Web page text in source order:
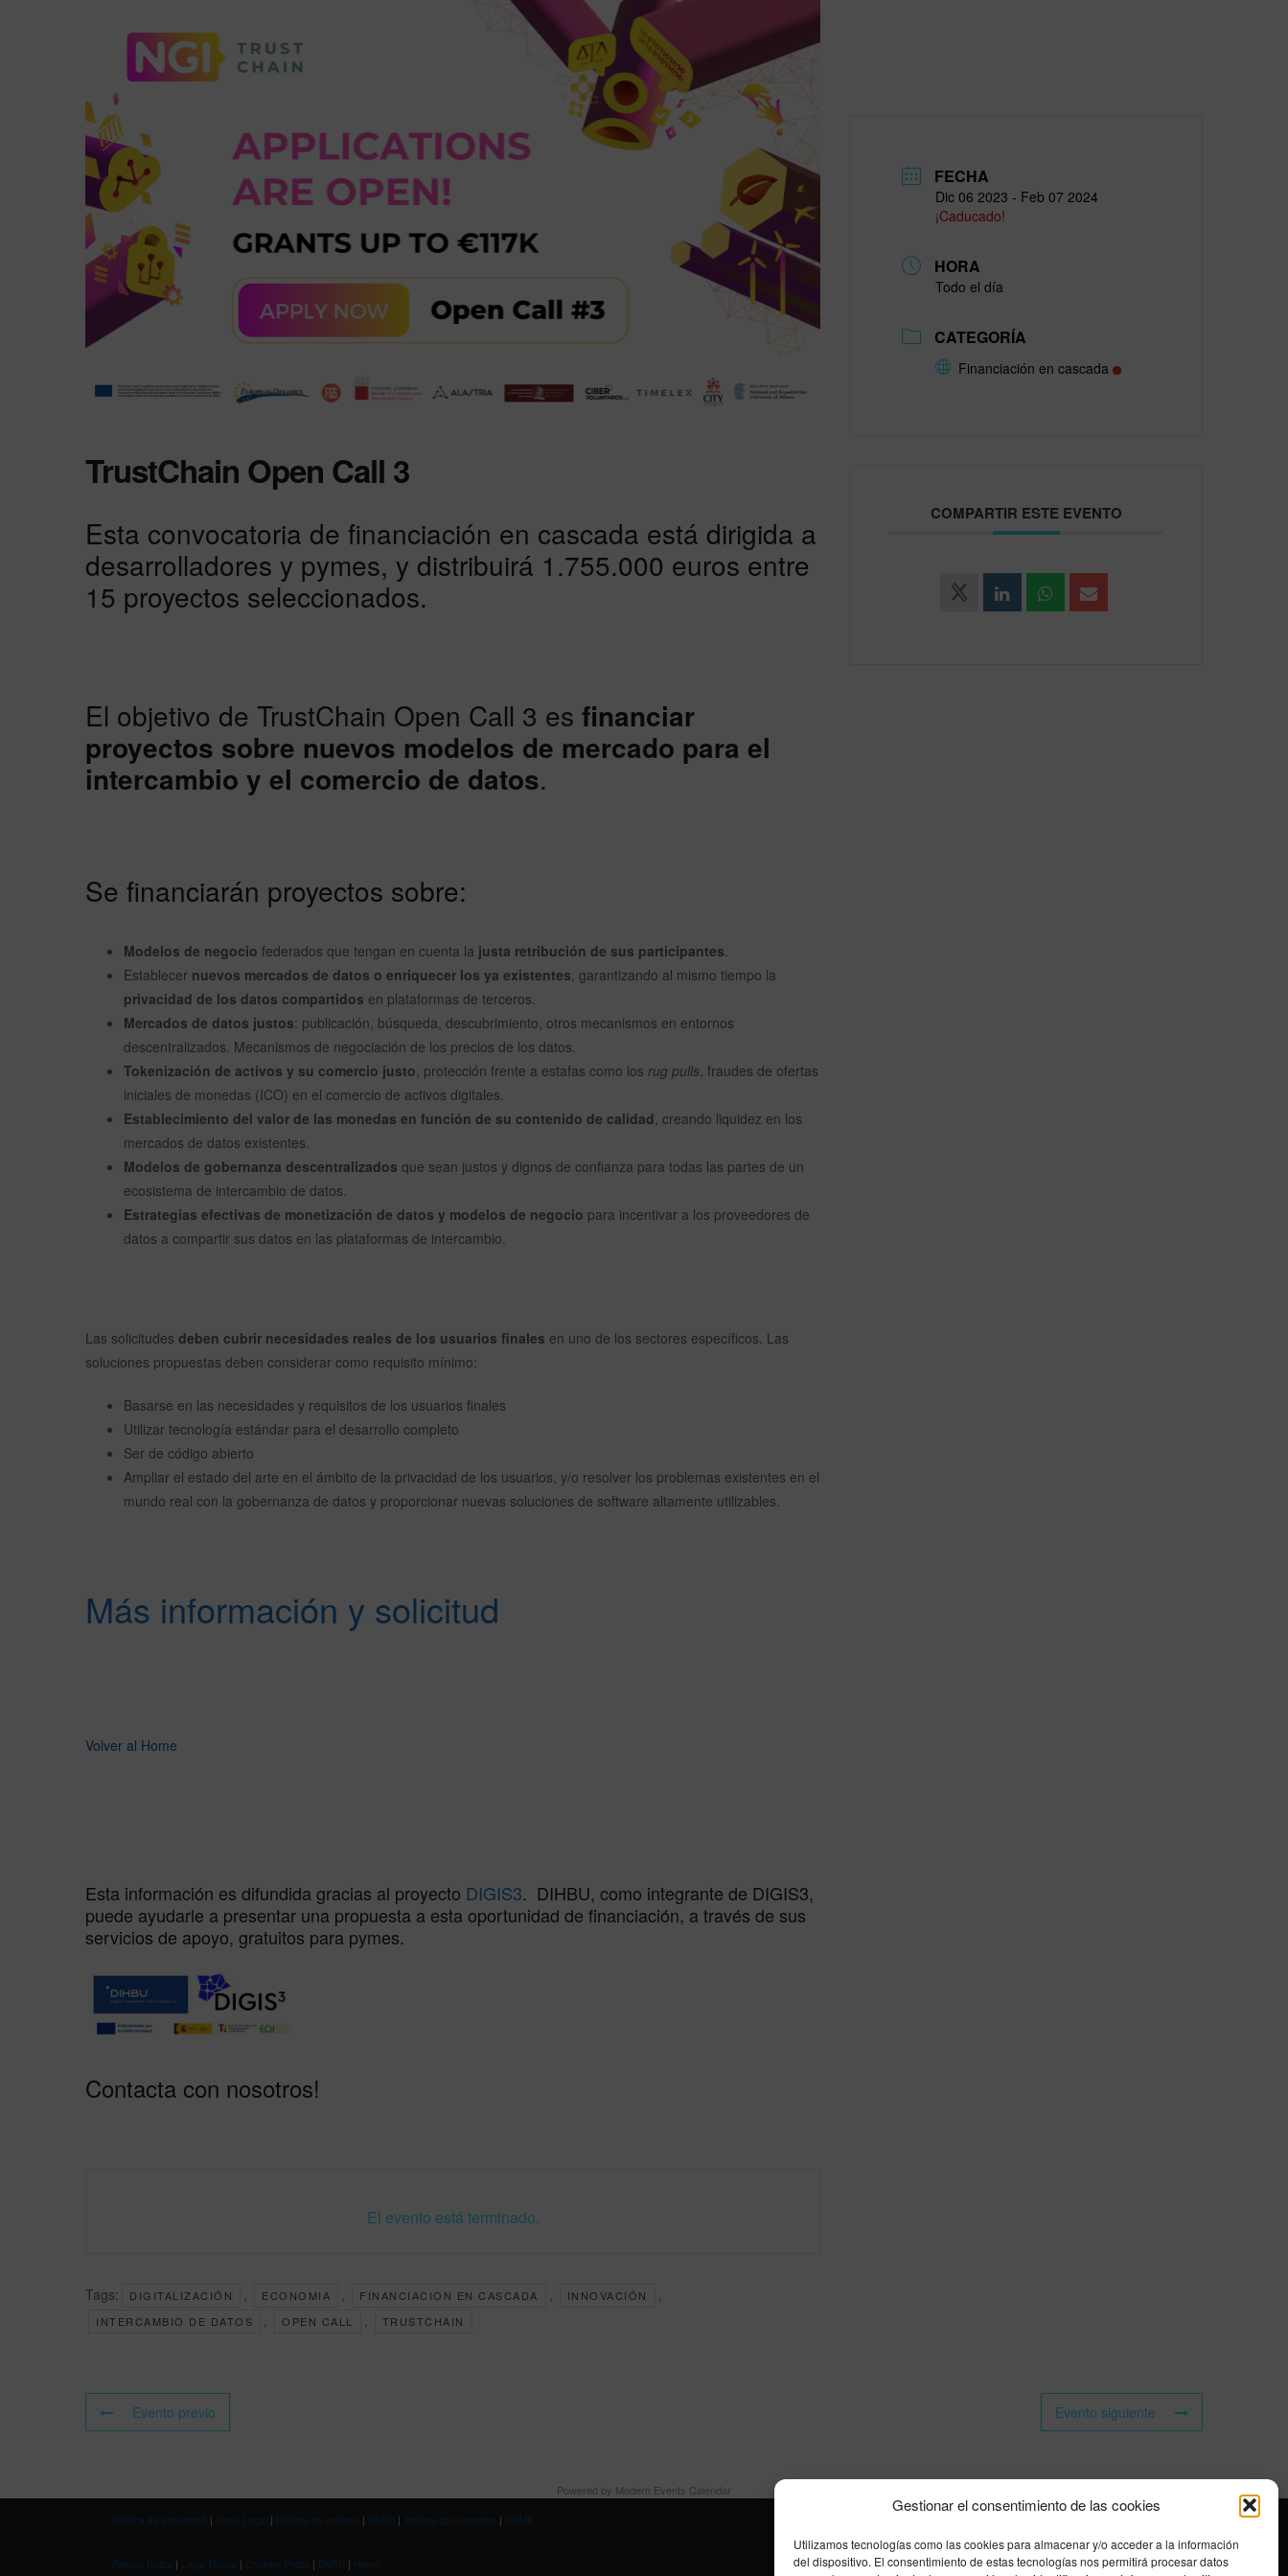
Gestionar el consentimiento de las cookies
Utilizamos tecnologías como las cookies para almacenar y/o acceder a la información
del dispositivo. El consentimiento de estas tecnologías nos permitirá procesar datos
TrustChain Open Call 3
Esta convocatoria de financiación en cascada está dirigida a
desarrolladores y pymes, y distribuirá 1.755.000 euros entre
15 proyectos seleccionados.
El objetivo de TrustChain Open Call 3 es financiar
proyectos sobre nuevos modelos de mercado para el
intercambio y el comercio de datos.
Se financiarán proyectos sobre:
Modelos de negocio federados que tengan en cuenta la justa retribución de sus participantes
Establecer nuevos mercados de datos o enriquecer los ya existentes , garantizando al mismo tiempo la
privacidad de los datos compartidos en plataformas de terceros.
Mercados de datos justos: publicación, búsqueda, descubrimiento, otros mecanismos en entornos
descentralizados. Mecanismos de negociación de los precios de los datos.
Tokenización de activos y su comercio justo , protección frente a estafas como los rug pulls , fraudes de ofertas
iniciales de monedas (ICO) en el comercio de activos digitales.
Establecimiento del valor de las monedas en función de su contenido de calidad , creando liquidez en los
mercados de datos existentes.
Modelos de gobernanza descentralizados que sean justos y dignos de confianza para todas las partes de un
ecosistema de intercambio de datos.
Estrategias efectivas de monetización de datos y modelos de negocio para incentivar a los proveedores de
datos a compartir sus datos en las plataformas de intercambio.
Las solicitudes deben cubrir necesidades reales de los usuarios finales en uno de los sectores específicos. Las
soluciones propuestas deben considerar como requisito mínimo:
Basarse en las necesidades y requisitos de los usuarios finales
Utilizar tecnología estándar para el desarrollo completo
Ser de código abierto
Ampliar el estado del arte en el ámbito de la privacidad de los usuarios, y/o resolver los problemas existentes en el
mundo real con la gobernanza de datos y proporcionar nuevas soluciones de software altamente utilizables.
Más información y solicitud
Volver al Home
Esta información es difundida gracias al proyecto DIGIS3. DIHBU, como integrante de DIGIS3,
puede ayudarle a presentar una propuesta a esta oportunidad de financiación, a través de sus
servicios de apoyo, gratuitos para pymes.
Contacta con nosotros!
El evento está terminado.
Tags: DIGITALIZACIÓN ECONOMIA FINANCIACION EN CASCADA INNOVACIÓN
INTERCAMBIO DE DATOS OPEN CALL TRUSTCHAIN
FECHA
Dic 06 2023 - Feb 07 2024
¡Caducado!
HORA
Todo el día
CATEGORÍA
Financiación en cascada
COMPARTIR ESTE EVENTO
Evento previo Evento siguiente
Powered by Modern Events Calendar
Política de privacidad | Aviso Legal | Política de cookies | DNSH | Trabaja con nosotros | HOME
Privacy Policy | Legal Notice | Cookies Policy | DNSH | Home